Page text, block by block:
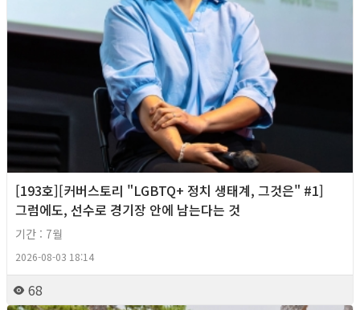
[193호][커버스토리 "LGBTQ+ 정치 생태계, 그것은" #1]
그럼에도, 선수로 경기장 안에 남는다는 것
기간 : 7월
2026-08-03 18:14
68